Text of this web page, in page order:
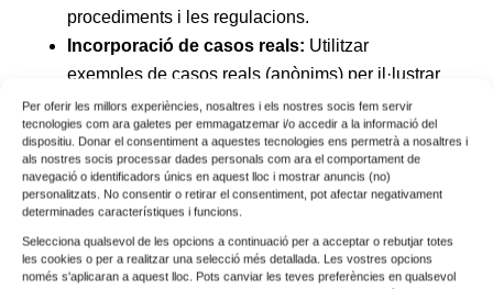
Per oferir les millors experiències, nosaltres i els nostres socis fem servir
tecnologies com ara galetes per emmagatzemar i/o accedir a la informació del
dispositiu. Donar el consentiment a aquestes tecnologies ens permetrà a nosaltres i
als nostres socis processar dades personals com ara el comportament de
navegació o identificadors únics en aquest lloc i mostrar anuncis (no)
personalitzats. No consentir o retirar el consentiment, pot afectar negativament
determinades característiques i funcions.
Selecciona qualsevol de les opcions a continuació per a acceptar o rebutjar totes
les cookies o per a realitzar una selecció més detallada. Les vostres opcions
només s'aplicaran a aquest lloc. Pots canviar les teves preferències en qualsevol
procediments i les regulacions.
Incorporació de casos reals: Utilitzar
exemples de casos reals (anònims) per il·lustrar
la importància del canal de denúncies i com es
manegen les denúncies a la pràctica.
Adopció de noves tecnologies: Integrar noves
eines i tecnologies que puguin facilitar la
capacitació, com ara aplicacions mòbils i
plataformes interactives.
Capacitació contínua: Oferir sessions de reforç